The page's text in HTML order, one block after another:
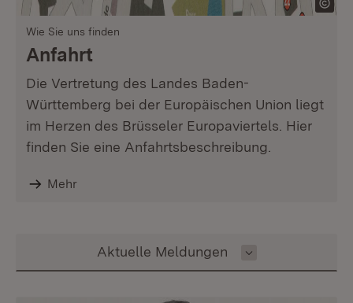
Wie Sie uns finden
Anfahrt
Die Vertretung des Landes Baden-
Württemberg bei der Europäischen Union liegt
im Herzen des Brüsseler Europaviertels. Hier
finden Sie eine Anfahrtsbeschreibung.
Mehr
Inhalt auswählen
Aktuelle Meldungen